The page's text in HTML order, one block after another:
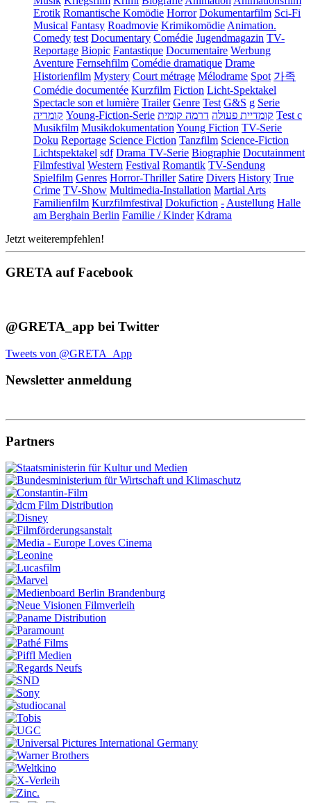
Erotik Romantische Komödie Horror Dokumentarfilm Sci-Fi
Musical Fantasy Roadmovie Krimikomödie Animation.
Comedy test Documentary Comédie Jugendmagazin TV-
Reportage Biopic Fantastique Documentaire Werbung
Aventure Fernsehfilm Comédie dramatique Drame
Historienfilm Mystery Court métrage Mélodrame Spot 가족
Comédie documentée Kurzfilm Fiction Licht-Spektakel
Spectacle son et lumière Trailer Genre Test G&S g Serie
קומדיה Young-Fiction-Serie קומדיית פעולה דרמה קומית
Test c
Musikfilm Musikdokumentation Young Fiction TV-Serie
Doku Reportage Science Fiction Tanzfilm Science-Fiction
Lichtspektakel sdf Drama TV-Serie Biographie Docutainment
Filmfestival Western Festival Romantik TV-Sendung
Spielfilm Genres Horror-Thriller Satire Divers History True
Crime TV-Show Multimedia-Installation Martial Arts
Familienfilm Kurzfilmfestival Dokufiction - Austellung Halle
am Berghain Berlin Familie / Kinder Kdrama
Jetzt weiterempfehlen!
GRETA auf Facebook
@GRETA_app bei Twitter
Tweets von @GRETA_App
Newsletter anmeldung
Partners